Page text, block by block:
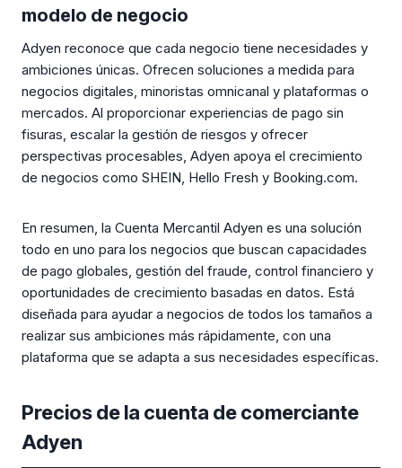
modelo de negocio
Adyen reconoce que cada negocio tiene necesidades y
ambiciones únicas. Ofrecen soluciones a medida para
negocios digitales, minoristas omnicanal y plataformas o
mercados. Al proporcionar experiencias de pago sin
fisuras, escalar la gestión de riesgos y ofrecer
perspectivas procesables, Adyen apoya el crecimiento
de negocios como SHEIN, Hello Fresh y Booking.com.
En resumen, la Cuenta Mercantil Adyen es una solución
todo en uno para los negocios que buscan capacidades
de pago globales, gestión del fraude, control financiero y
oportunidades de crecimiento basadas en datos. Está
diseñada para ayudar a negocios de todos los tamaños a
realizar sus ambiciones más rápidamente, con una
plataforma que se adapta a sus necesidades específicas.
Precios de la cuenta de comerciante
Adyen